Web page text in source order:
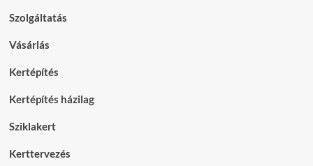
Szolgáltatás
Vásárlás
Kertépítés
Kertépítés házilag
Sziklakert
Kerttervezés